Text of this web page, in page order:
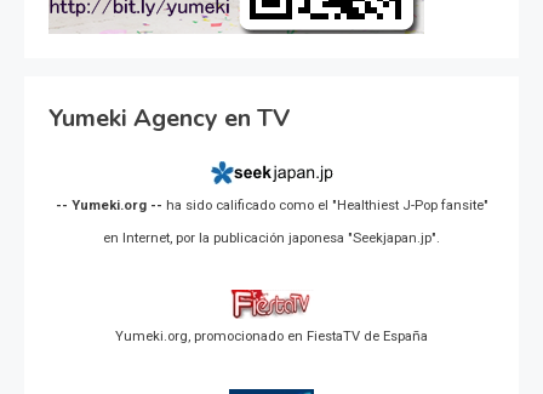
Yumeki Agency en TV
-- Yumeki.org -- ha sido calificado como el "Healthiest J-Pop fansite"
en Internet, por la publicación japonesa "Seekjapan.jp".
Yumeki.org, promocionado en FiestaTV de España